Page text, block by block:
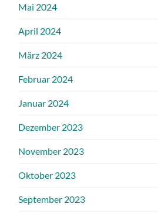
Mai 2024
April 2024
März 2024
Februar 2024
Januar 2024
Dezember 2023
November 2023
Oktober 2023
September 2023